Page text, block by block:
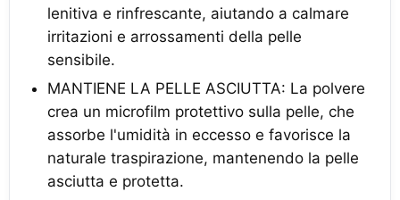
lenitiva e rinfrescante, aiutando a calmare
irritazioni e arrossamenti della pelle
sensibile.
MANTIENE LA PELLE ASCIUTTA: La polvere
crea un microfilm protettivo sulla pelle, che
assorbe l'umidità in eccesso e favorisce la
naturale traspirazione, mantenendo la pelle
asciutta e protetta.